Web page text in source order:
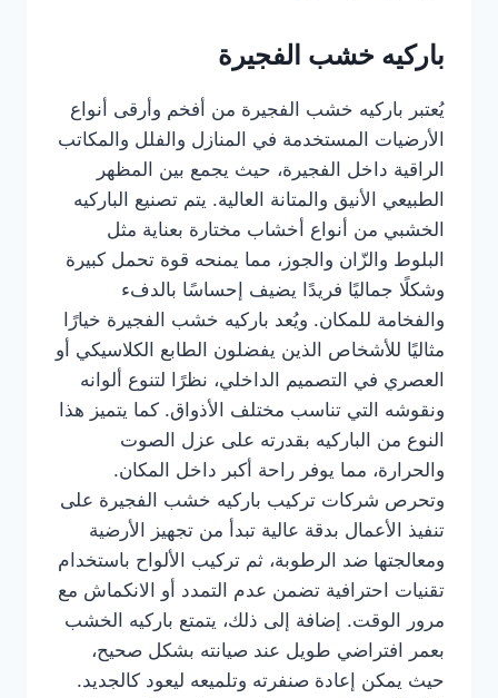
باركيه خشب الفجيرة
يُعتبر باركيه خشب الفجيرة من أفخم وأرقى أنواع
الأرضيات المستخدمة في المنازل والفلل والمكاتب
الراقية داخل الفجيرة، حيث يجمع بين المظهر
الطبيعي الأنيق والمتانة العالية. يتم تصنيع الباركيه
الخشبي من أنواع أخشاب مختارة بعناية مثل
البلوط والزّان والجوز، مما يمنحه قوة تحمل كبيرة
وشكلًا جماليًا فريدًا يضيف إحساسًا بالدفء
والفخامة للمكان. ويُعد باركيه خشب الفجيرة خيارًا
مثاليًا للأشخاص الذين يفضلون الطابع الكلاسيكي أو
العصري في التصميم الداخلي، نظرًا لتنوع ألوانه
ونقوشه التي تناسب مختلف الأذواق. كما يتميز هذا
النوع من الباركيه بقدرته على عزل الصوت
والحرارة، مما يوفر راحة أكبر داخل المكان.
وتحرص شركات تركيب باركيه خشب الفجيرة على
تنفيذ الأعمال بدقة عالية تبدأ من تجهيز الأرضية
ومعالجتها ضد الرطوبة، ثم تركيب الألواح باستخدام
تقنيات احترافية تضمن عدم التمدد أو الانكماش مع
مرور الوقت. إضافة إلى ذلك، يتمتع باركيه الخشب
بعمر افتراضي طويل عند صيانته بشكل صحيح،
حيث يمكن إعادة صنفرته وتلميعه ليعود كالجديد.